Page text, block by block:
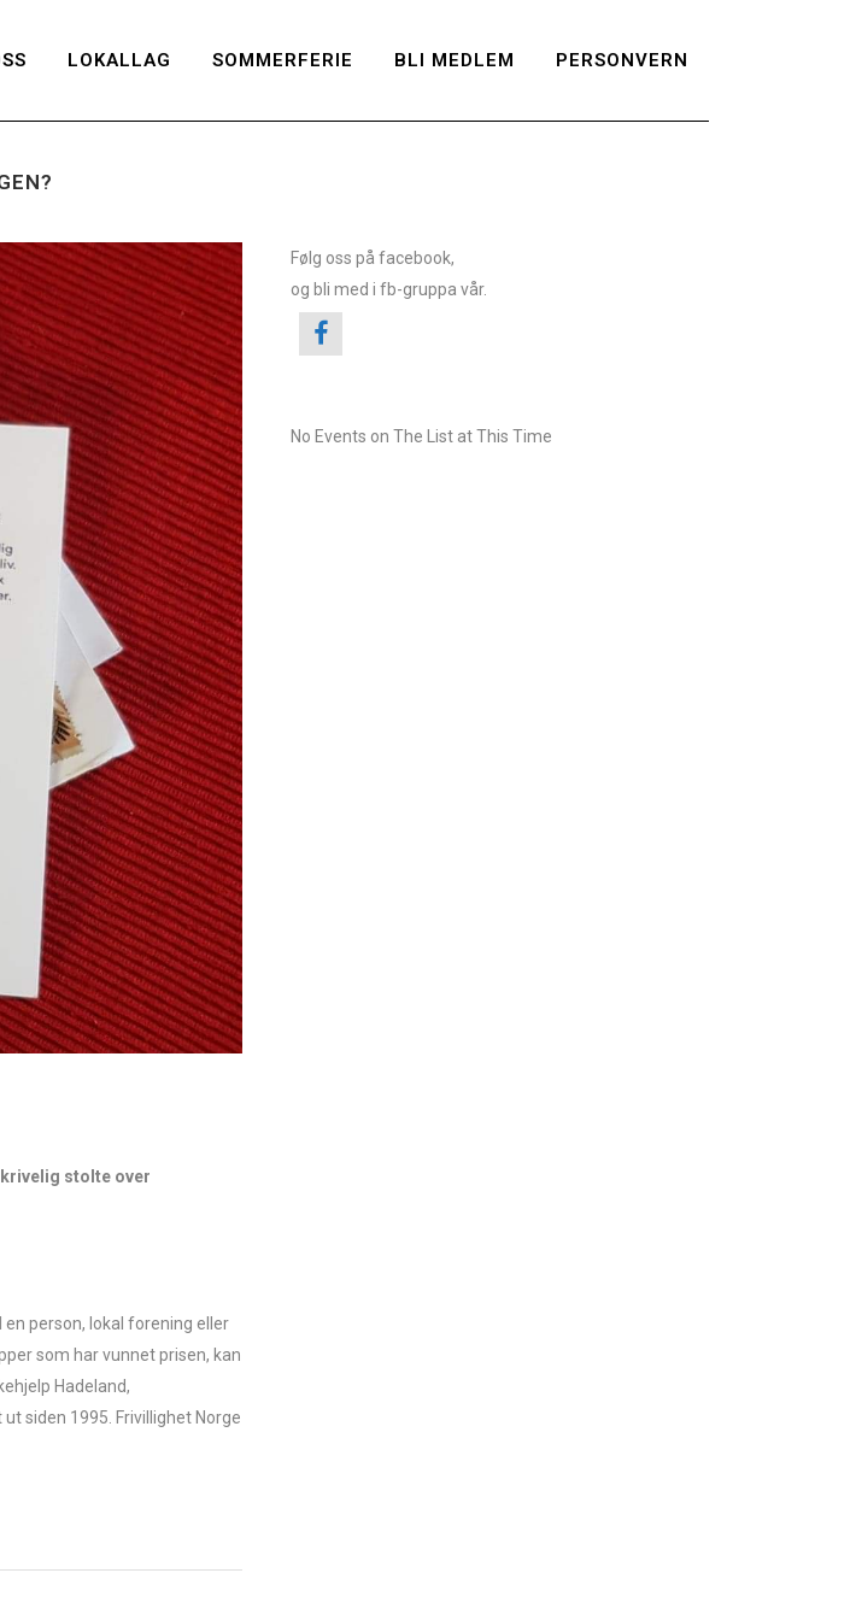
LOKALLAG SOMMERFERIE BLI MEDLEM PERSONVERN
stolte over
en person, lokal forening eller
som har vunnet prisen, kan
Hadeland,
siden 1995. Frivillighet Norge
Følg oss påfacebook,
og bli med ifb-gruppa vår.
No Events on The List at This Time